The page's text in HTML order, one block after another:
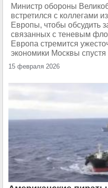
Министр обороны
встретился с коллегами
Европы, чтобы обсудить
связанных с теневым
Европа стремится
экономики Москвы спустя
15 февраля 2026